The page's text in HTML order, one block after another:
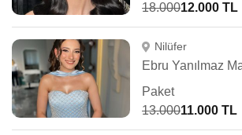
18.00012.000 TL
Nilüfer
Paket
13.00011.000 TL